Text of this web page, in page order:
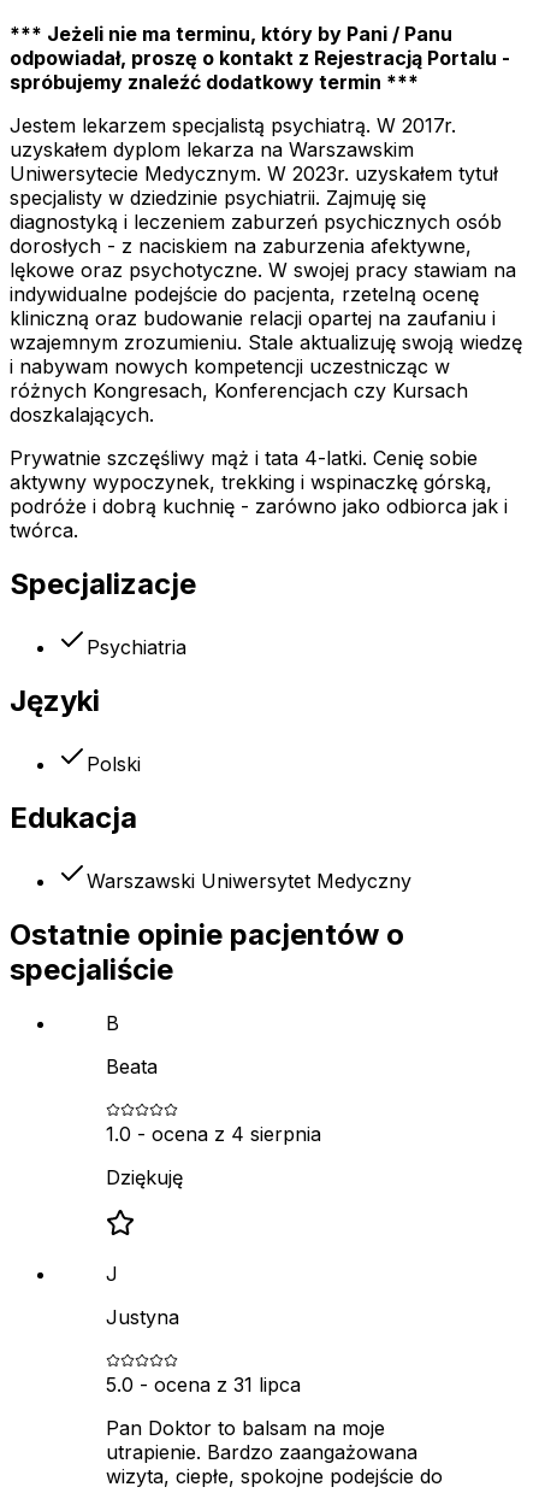
*** Jeżeli nie ma terminu, który by Pani / Panu
odpowiadał, proszę o kontakt z Rejestracją Portalu -
spróbujemy znaleźć dodatkowy termin ***
Jestem lekarzem specjalistą psychiatrą. W 2017r.
uzyskałem dyplom lekarza na Warszawskim
Uniwersytecie Medycznym. W 2023r. uzyskałem tytuł
specjalisty w dziedzinie psychiatrii. Zajmuję się
diagnostyką i leczeniem zaburzeń psychicznych osób
dorosłych - z naciskiem na zaburzenia afektywne,
lękowe oraz psychotyczne. W swojej pracy stawiam na
indywidualne podejście do pacjenta, rzetelną ocenę
kliniczną oraz budowanie relacji opartej na zaufaniu i
wzajemnym zrozumieniu. Stale aktualizuję swoją wiedzę
i nabywam nowych kompetencji uczestnicząc w
różnych Kongresach, Konferencjach czy Kursach
doszkalających.
Prywatnie szczęśliwy mąż i tata 4-latki. Cenię sobie
aktywny wypoczynek, trekking i wspinaczkę górską,
podróże i dobrą kuchnię - zarówno jako odbiorca jak i
twórca.
Specjalizacje
Psychiatria
Języki
Polski
Edukacja
Warszawski Uniwersytet Medyczny
Ostatnie opinie pacjentów o
specjaliście
B
Beata
1.0 - ocena z 4 sierpnia
Dziękuję
J
Justyna
5.0 - ocena z 31 lipca
Pan Doktor to balsam na moje
utrapienie. Bardzo zaangażowana
wizyta, ciepłe, spokojne podejście do